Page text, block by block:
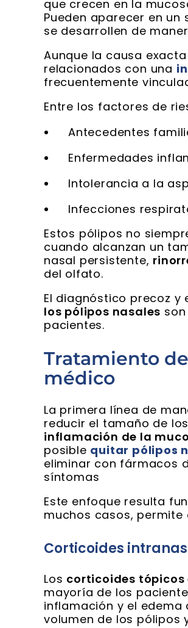
que crecen en la
Pueden aparecer en
se desarrollen de
Aunque la causa
relacionados con una
frecuentemente
Entre los factores de
Antecedentes
Enfermedades
Intolerancia a la
Infecciones
Estos pólipos no
cuando alcanzan un
nasal persistente,
del olfato.
El diagnóstico precoz y
los pólipos nasales
pacientes.
Tratamiento
médico
La primera línea de
reducir el tamaño de
inflamación de la
posible quitar pólipos
eliminar con fármacos
síntomas
Este enfoque resulta
muchos casos,
Corticoides
Los corticoides tópicos
mayoría de los
inflamación y el edema
volumen de los pólipos